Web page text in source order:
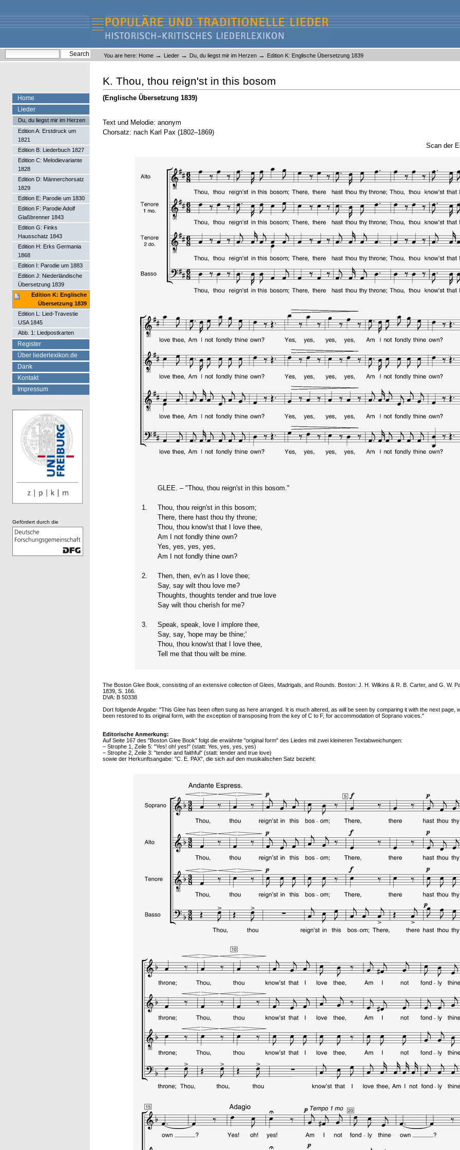
content.
navigation
Liederlexikon
Personal
tools
You are here: Home → Lieder → Du, du liegst mir im Herzen → Edition K: Englische Übersetzung 1839
K. Thou, thou reign'st in this bosom
(Englische Übersetzung 1839)
Text und Melodie: anonym
Chorsatz: nach Karl Pax (1802–1869)
Scan der
GLEE. – "Thou, thou reign'st in this bosom."
1.
Thou, thou reign'st in this bosom;
There, there hast thou thy throne;
Thou, thou know'st that I love thee,
Am I not fondly thine own?
Yes, yes, yes, yes,
Am I not fondly thine own?
2.
Then, then, ev'n as I love thee;
Say, say wilt thou love me?
Thoughts, thoughts tender and true love
Say wilt thou cherish for me?
3.
Speak, speak, love I implore thee,
Say, say‚ 'hope may be thine;'
Thou, thou know'st that I love thee,
Tell me that thou wilt be mine.
The Boston Glee Book, consisting of an extensive collection of Glees, Madrigals, and Rounds. Boston: J. H. Wilkins & R. B. Carter, and G. W.
1839, S. 166.
DVA: B 50338
Dort folgende Angabe: "This Glee has been often sung as here arranged. It is much altered, as will be seen by comparing it with the next page,
been restored to its original form, with the exception of transposing from the key of C to F, for accommodation of Soprano voices."
Editorische Anmerkung:
Auf Seite 167 des "Boston Glee Book" folgt die erwähnte "original form" des Liedes mit zwei kleineren Textabweichungen:
– Strophe 1, Zeile 5: "Yes! oh! yes!" (statt: Yes, yes, yes, yes)
– Strophe 2, Zeile 3: "tender and faithful" (statt: tender and true love)
sowie der Herkunftsangabe: "C. E. PAX", die sich auf den musikalischen Satz bezieht:
Home
Lieder
Du, du liegst mir im Herzen
Edition A: Erstdruck um
1821
Edition B: Liederbuch 1827
Edition C: Melodievariante
1828
Edition D: Männerchorsatz
1829
Edition E: Parodie um 1830
Edition F: Parodie Adolf
Glaßbrenner 1843
Edition G: Finks
Hausschatz 1843
Edition H: Erks Germania
1868
Edition I: Parodie um 1883
Edition J: Niederländische
Übersetzung 1839
Edition K: Englische
Übersetzung 1839
Edition L: Lied-Travestie
USA 1845
Abb. 1: Liedpostkarten
Register
Über liederlexikon.de
Dank
Kontakt
Impressum
Gefördert durch die